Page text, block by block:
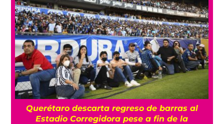
Querétaro descarta regreso de barras al
Estadio Corregidora pese a fin de la